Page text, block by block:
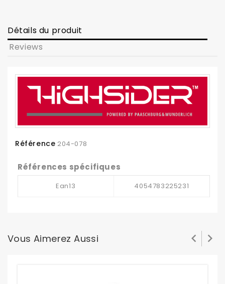
Détails du produit
Reviews
Référence 204-078
Références spécifiques
Ean13 4054783225231
Vous Aimerez Aussi  